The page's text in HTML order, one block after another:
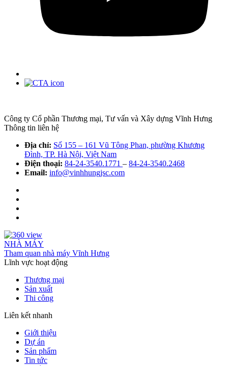
Công ty Cổ phần Thương mại, Tư vấn và Xây dựng Vĩnh Hưng
Thông tin liên hệ
Địa chỉ: Số 155 – 161 Vũ Tông Phan, phường Khương
Đình, TP. Hà Nội, Việt Nam
Điện thoại: 84-24-3540.1771 – 84-24-3540.2468
Email: info@vinhhungjsc.com
NHÀ MÁY
Tham quan nhà máy Vĩnh Hưng
Lĩnh vực hoạt động
Thương mại
Sản xuất
Thi công
Liên kết nhanh
Giới thiệu
Dự án
Sản phẩm
Tin tức